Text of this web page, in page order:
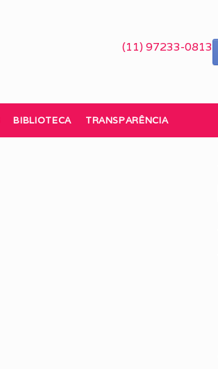
(11) 97233-0813
BIBLIOTECA TRANSPARÊNCIA